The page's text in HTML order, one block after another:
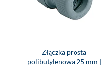
Złączka prosta
polibutylenowa 25 mm |